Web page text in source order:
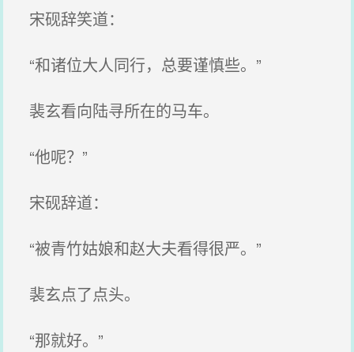
宋砚辞笑道：
“和诸位大人同行，总要谨慎些。”
裴玄看向陆寻所在的马车。
“他呢？”
宋砚辞道：
“被青竹姑娘和赵大夫看得很严。”
裴玄点了点头。
“那就好。”